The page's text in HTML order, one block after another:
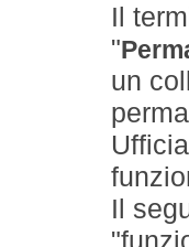
Il
"
un
Il